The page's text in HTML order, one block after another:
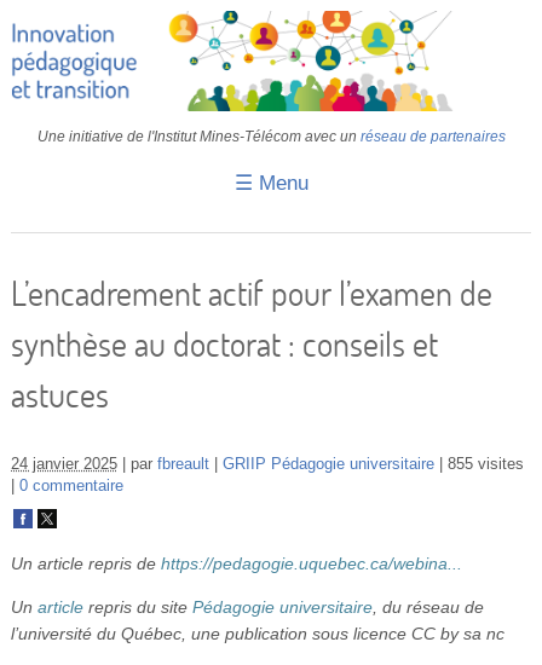
Une initiative de l'Institut Mines-Télécom avec un réseau de partenaires
☰ Menu
Retours d’expériences
IMT
Vidéos
S’inscrire
L’encadrement actif pour l’examen de
synthèse au doctorat : conseils et
astuces
24 janvier 2025 par fbreault GRIIP Pédagogie universitaire
855 visites
0 commentaire
Un article repris de https://pedagogie.uquebec.ca/webina...
Un articlerepris du site Pédagogie universitaire, du réseau de
l’université du Québec, une publication sous licence CC by sa nc